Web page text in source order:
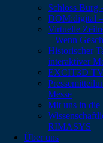
Schloss Burg
DOM:digital
Virtuelle
– Wenn
Historischer
interaktiver
EXCIT3D
Messe
Mit uns in
RIMASYS
Über uns